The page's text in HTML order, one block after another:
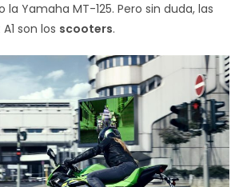
la Yamaha MT-125. Pero sin duda, las
son los scooters.